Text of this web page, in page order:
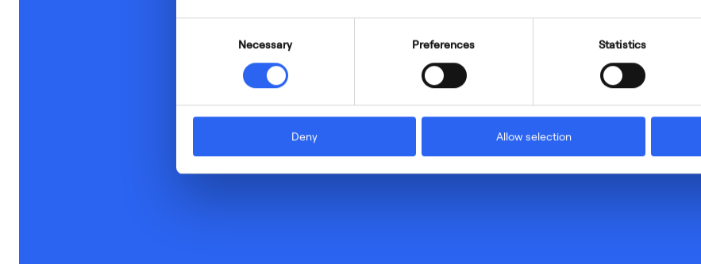
Necessary Preferences Statistics
Deny Allow selection